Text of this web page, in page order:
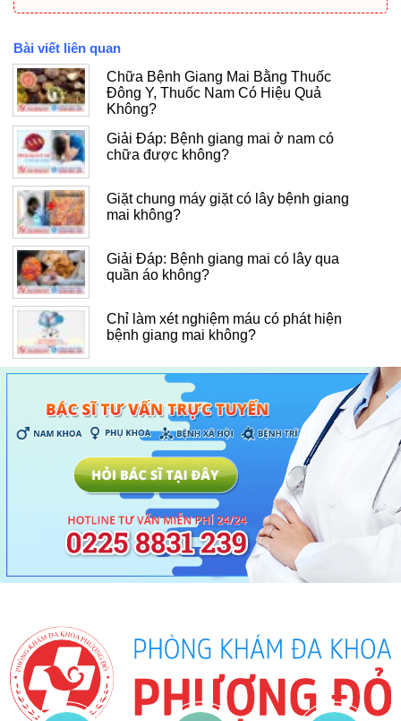
Bài viết liên quan
Chữa Bệnh Giang Mai Bằng Thuốc
Đông Y, Thuốc Nam Có Hiệu Quả
Không?
Giải Đáp: Bệnh giang mai ở nam có
chữa được không?
Giặt chung máy giặt có lây bệnh giang
mai không?
Giải Đáp: Bệnh giang mai có lây qua
quần áo không?
Chỉ làm xét nghiệm máu có phát hiện
bệnh giang mai không?